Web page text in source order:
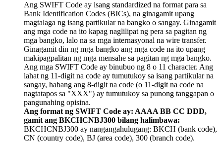
Ang SWIFT Code ay isang standardized na format para sa
Bank Identification Codes (BICs), na ginagamit upang
magtalaga ng isang partikular na bangko o sangay. Ginagamit
ang mga code na ito kapag naglilipat ng pera sa pagitan ng
mga bangko, lalo na sa mga internasyonal na wire transfer.
Ginagamit din ng mga bangko ang mga code na ito upang
makipagpalitan ng mga mensahe sa pagitan ng mga bangko.
Ang mga SWIFT Code ay binubuo ng 8 o 11 character. Ang
lahat ng 11-digit na code ay tumutukoy sa isang partikular na
sangay, habang ang 8-digit na code (o 11-digit na code na
nagtatapos sa "XXX") ay tumutukoy sa punong tanggapan o
pangunahing opisina.
Ang format ng SWIFT Code ay: AAAA BB CC DDD,
gamit ang BKCHCNBJ300 bilang halimbawa:
BKCHCNBJ300 ay nangangahulugang: BKCH (bank code),
CN (country code), BJ (area code), 300 (branch code).